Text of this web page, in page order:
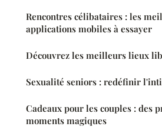
Rencontres célibataires : les
applications mobiles à essayer
Découvrez les meilleurs lieux
Sexualité seniors : redéfinir
Cadeaux pour les couples : des
moments magiques